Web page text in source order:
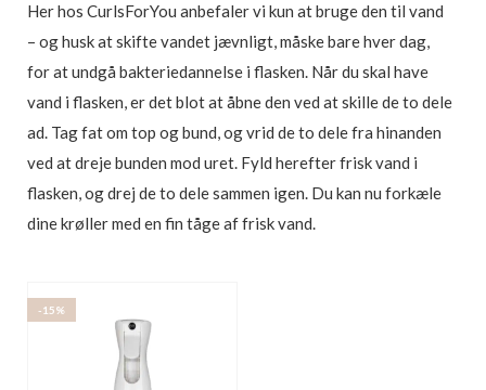
Her hos CurlsForYou anbefaler vi kun at bruge den til vand
– og husk at skifte vandet jævnligt, måske bare hver dag,
for at undgå bakteriedannelse i flasken. Når du skal have
vand i flasken, er det blot at åbne den ved at skille de to dele
ad. Tag fat om top og bund, og vrid de to dele fra hinanden
ved at dreje bunden mod uret. Fyld herefter frisk vand i
flasken, og drej de to dele sammen igen. Du kan nu forkæle
dine krøller med en fin tåge af frisk vand.
-15%